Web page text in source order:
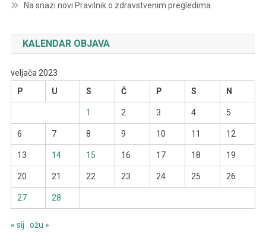
Na snazi novi Pravilnik o zdravstvenim pregledima
KALENDAR OBJAVA
veljača 2023
P
U S Č P S N
1 2 3 4 5
6 7 8 9 10 11 12
13 14 15 16 17 18 19
20 21 22 23 24 25 26
27 28
« sij ožu »